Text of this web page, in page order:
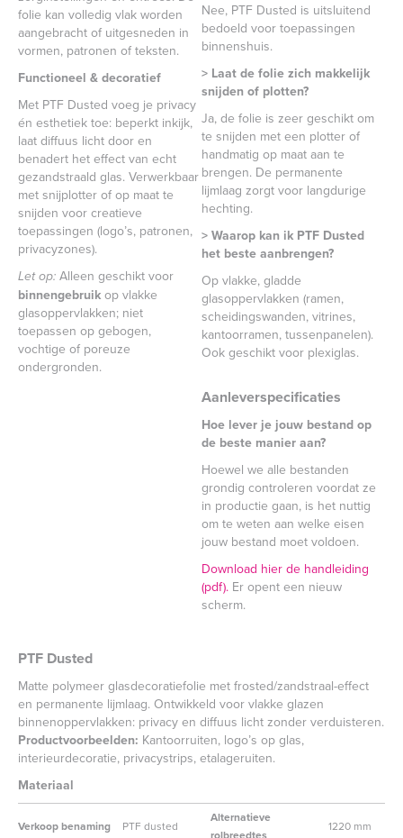
folie kan volledig vlak worden
aangebracht of uitgesneden in
vormen, patronen of teksten.
Functioneel & decoratief
Met PTF Dusted voeg je privacy
én esthetiek toe: beperkt inkijk,
laat diffuus licht door en
benadert het effect van echt
gezandstraald glas. Verwerkbaar
met snijplotter of op maat te
snijden voor creatieve
toepassingen (logo’s, patronen,
privacyzones).
Let op: Alleen geschikt voor
binnengebruik op vlakke
glasoppervlakken; niet
toepassen op gebogen,
vochtige of poreuze
ondergronden.
Nee, PTF Dusted is uitsluitend
bedoeld voor toepassingen
binnenshuis.
> Laat de folie zich makkelijk
snijden of plotten?
Ja, de folie is zeer geschikt om
te snijden met een plotter of
handmatig op maat aan te
brengen. De permanente
lijmlaag zorgt voor langdurige
hechting.
> Waarop kan ik PTF Dusted
het beste aanbrengen?
Op vlakke, gladde
glasoppervlakken (ramen,
scheidingswanden, vitrines,
kantoorramen, tussenpanelen).
Ook geschikt voor plexiglas.
Aanleverspecificaties
Hoe lever je jouw bestand op
de beste manier aan?
Hoewel we alle bestanden
grondig controleren voordat ze
in productie gaan, is het nuttig
om te weten aan welke eisen
jouw bestand moet voldoen.
Download hier de handleiding
(pdf). Er opent een nieuw
scherm.
PTF Dusted
Matte polymeer glasdecoratiefolie met frosted/zandstraal-effect
en permanente lijmlaag. Ontwikkeld voor vlakke glazen
binnenoppervlakken: privacy en diffuus licht zonder verduisteren.
Productvoorbeelden: Kantoorruiten, logo’s op glas,
interieurdecoratie, privacystrips, etalageruiten.
Materiaal
Verkoop benaming PTF dusted
Alternatieve
rolbreedtes
1220 mm